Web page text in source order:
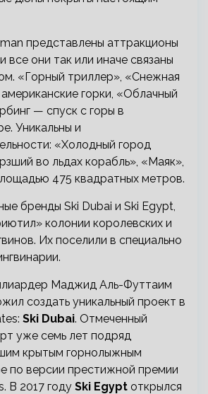
представлены аттракционы
все они так или иначе связаны
«Горный триллер», «Снежная
горки, «Облачный
— спуск с горы в
Уникальны и
«Холодный город
во льдах корабль», «Маяк»,
475 квадратных метров.
бренды Ski Dubai и Ski Egypt,
колонии королевских и
Их поселили в специально
Маджид Аль-Футтаим
создать уникальный проект в
Ski Dubai. Отмеченный
уже семь лет подряд
крытым горнолыжным
по версии престижной премии
В 2017 году Ski Egypt открылся